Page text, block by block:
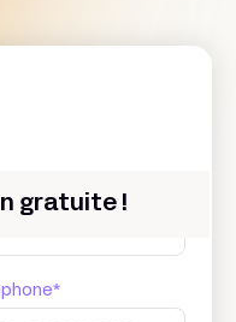
gratuite !